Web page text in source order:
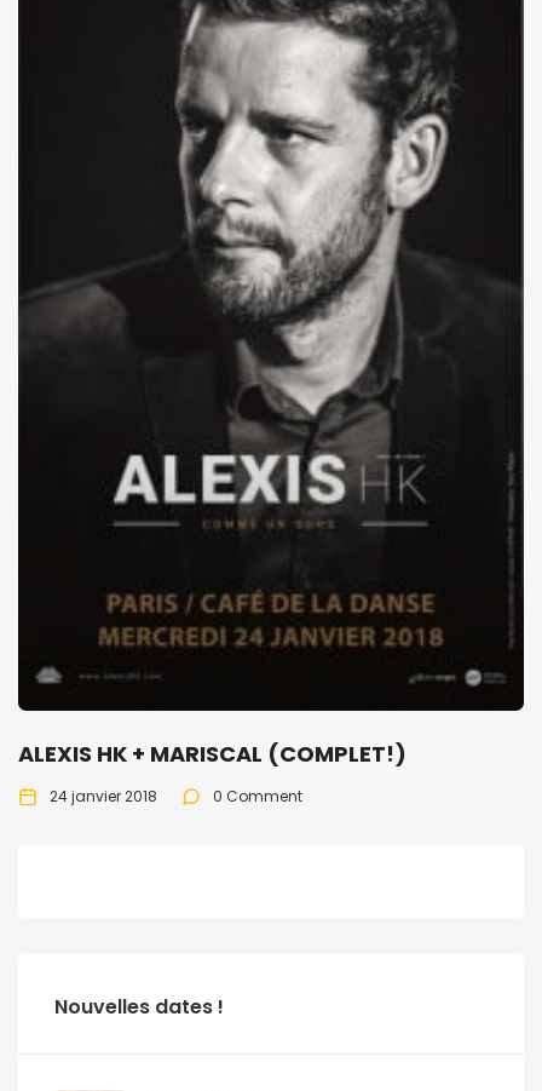
ALEXIS HK + MARISCAL (COMPLET!)
24 janvier 2018 0 Comment
Nouvelles dates !